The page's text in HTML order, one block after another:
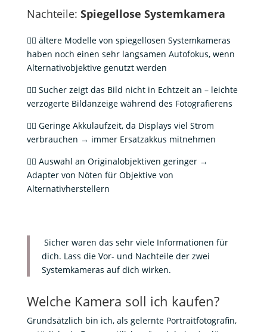
Nachteile: Spiegellose Systemkamera
👎🏻 ältere Modelle von spiegellosen Systemkameras
haben noch einen sehr langsamen Autofokus, wenn
Alternativobjektive genutzt werden
👎🏻 Sucher zeigt das Bild nicht in Echtzeit an – leichte
verzögerte Bildanzeige während des Fotografierens
👎🏻 Geringe Akkulaufzeit, da Displays viel Strom
verbrauchen → immer Ersatzakkus mitnehmen
👎🏻 Auswahl an Originalobjektiven geringer →
Adapter von Nöten für Objektive von
Alternativherstellern
Sicher waren das sehr viele Informationen für
dich. Lass die Vor- und Nachteile der zwei
Systemkameras auf dich wirken.
Welche Kamera soll ich kaufen?
Grundsätzlich bin ich, als gelernte Portraitfotografin,